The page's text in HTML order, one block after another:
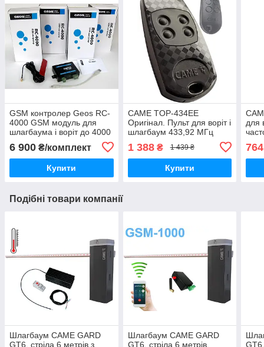
GSM контролер Geos RC-
4000 GSM модуль для
шлагбаума і воріт до 4000
6 900 ₴/комплект
Купити
CAME TOP-434EE
Оригінал. Пульт для воріт і
шлагбаум 433,92 МГц
1 388₴ 1 439 ₴
Купити
для
764
Подібні товари компанії
Шлагбаум CAME GARD
GT6, стріла 6 метрів з
Шлагбаум CAME GARD
GT6, стріла 6 метрів,